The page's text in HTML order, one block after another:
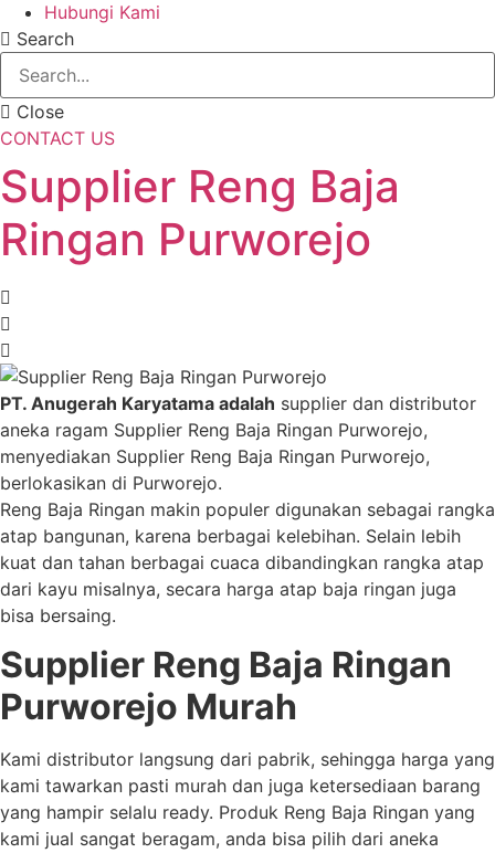
Hubungi Kami
Search
Close
CONTACT US
Supplier Reng Baja
Ringan Purworejo
PT. Anugerah Karyatama adalah supplier dan distributor
aneka ragam Supplier Reng Baja Ringan Purworejo,
menyediakan Supplier Reng Baja Ringan Purworejo,
berlokasikan di Purworejo.
Reng Baja Ringan makin populer digunakan sebagai rangka
atap bangunan, karena berbagai kelebihan. Selain lebih
kuat dan tahan berbagai cuaca dibandingkan rangka atap
dari kayu misalnya, secara harga atap baja ringan juga
bisa bersaing.
Supplier Reng Baja Ringan
Purworejo Murah
Kami distributor langsung dari pabrik, sehingga harga yang
kami tawarkan pasti murah dan juga ketersediaan barang
yang hampir selalu ready. Produk Reng Baja Ringan yang
kami jual sangat beragam, anda bisa pilih dari aneka